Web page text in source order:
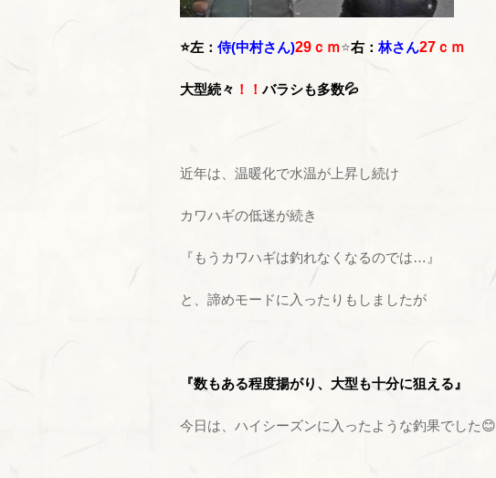
⭐左： 侍(中村さん)29ｃｍ⭐右：林さん27ｃｍ
大型続々 ！！バラシも多数💦
近年は、温暖化で水温が上昇し続け
カワハギの低迷が続き
『もうカワハギは釣れなくなるのでは…』
と、諦めモードに入ったりもしましたが
『数もある程度揚がり、大型も十分に狙える』
今日は、ハイシーズンに入ったような釣果でした😊